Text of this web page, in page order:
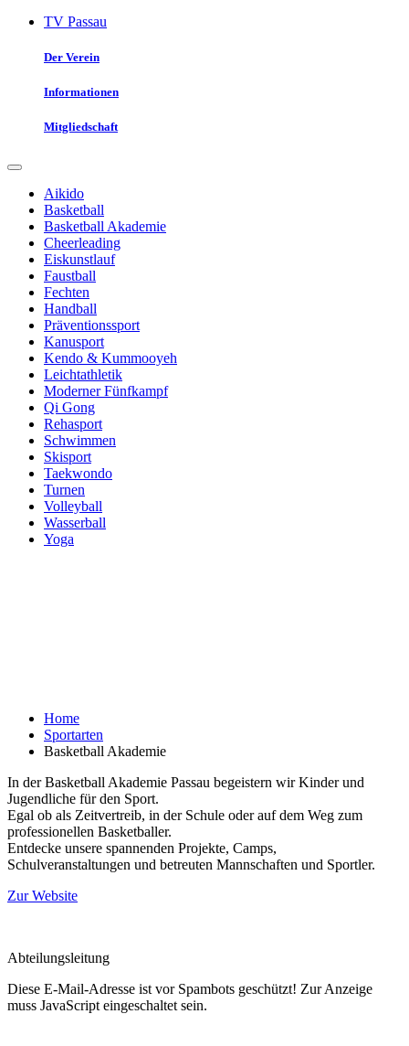
TV Passau
Der Verein
Informationen
Mitgliedschaft
Aikido
Basketball
Basketball Akademie
Cheerleading
Eiskunstlauf
Faustball
Fechten
Handball
Präventionssport
Kanusport
Kendo & Kummooyeh
Leichtathletik
Moderner Fünfkampf
Qi Gong
Rehasport
Schwimmen
Skisport
Taekwondo
Turnen
Volleyball
Wasserball
Yoga
Home
Sportarten
Basketball Akademie
In der Basketball Akademie Passau begeistern wir Kinder und
Jugendliche für den Sport.
Egal ob als Zeitvertreib, in der Schule oder auf dem Weg zum
professionellen Basketballer.
Entdecke unsere spannenden Projekte, Camps,
Schulveranstaltungen und betreuten Mannschaften und Sportler.
Zur Website
Abteilungsleitung
Diese E-Mail-Adresse ist vor Spambots geschützt! Zur Anzeige
muss JavaScript eingeschaltet sein.